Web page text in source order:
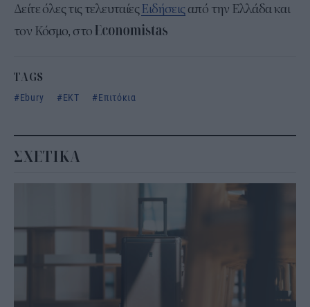
Δείτε όλες τις τελευταίεςΕιδήσειςαπό την Ελλάδα και
τον Κόσμο, στο
TAGS
Ebury
ΕΚΤ Επιτόκια
ΣΧΕΤΙΚΑ